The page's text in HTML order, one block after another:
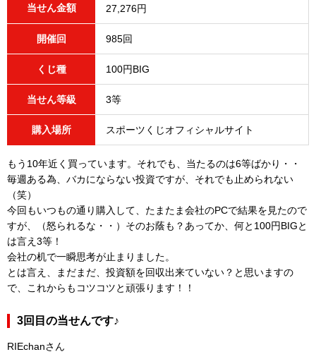
当せん金額 27,276円
開催回 985回
くじ種 100円BIG
当せん等級 3等
購入場所 スポーツくじオフィシャルサイト
もう10年近く買っています。それでも、当たるのは6等ばかり・・
毎週ある為、バカにならない投資ですが、それでも止められない
（笑）
今回もいつもの通り購入して、たまたま会社のPCで結果を見たので
すが、（怒られるな・・）そのお蔭も？あってか、何と100円BIGと
は言え3等！
会社の机で一瞬思考が止まりました。
とは言え、まだまだ、投資額を回収出来ていない？と思いますの
で、これからもコツコツと頑張ります！！
3回目の当せんです♪
RIEchanさん